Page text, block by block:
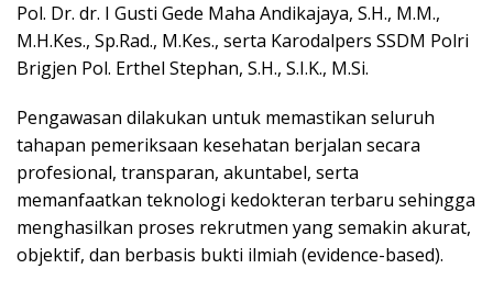
Pol. Dr. dr. I Gusti Gede Maha Andikajaya, S.H., M.M.,
M.H.Kes., Sp.Rad., M.Kes., serta Karodalpers SSDM Polri
Brigjen Pol. Erthel Stephan, S.H., S.I.K., M.Si.
Pengawasan dilakukan untuk memastikan seluruh
tahapan pemeriksaan kesehatan berjalan secara
profesional, transparan, akuntabel, serta
memanfaatkan teknologi kedokteran terbaru sehingga
menghasilkan proses rekrutmen yang semakin akurat,
objektif, dan berbasis bukti ilmiah (evidence-based).